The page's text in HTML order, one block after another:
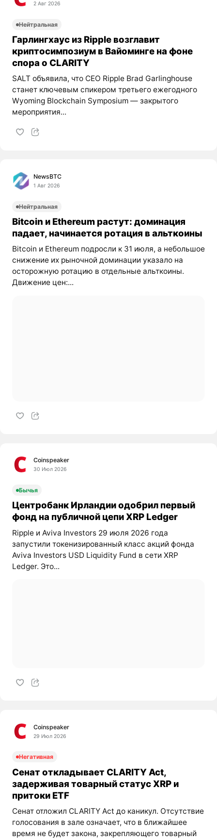
2 Авг 2026
Нейтральная
Гарлингхаус из Ripple возглавит
криптосимпозиум в Вайоминге на фоне
спора о CLARITY
SALT объявила, что CEO Ripple Brad Garlinghouse
станет ключевым спикером третьего ежегодного
Wyoming Blockchain Symposium — закрытого
мероприятия...
NewsBTC
1 Авг 2026
Нейтральная
Bitcoin и Ethereum растут: доминация
падает, начинается ротация в альткоины
Bitcoin и Ethereum подросли к 31 июля, а небольшое
снижение их рыночной доминации указало на
осторожную ротацию в отдельные альткоины.
Движение цен:...
Coinspeaker
30 Июл 2026
Бычья
Центробанк Ирландии одобрил первый
фонд на публичной цепи XRP Ledger
Ripple и Aviva Investors 29 июля 2026 года
запустили токенизированный класс акций фонда
Aviva Investors USD Liquidity Fund в сети XRP
Ledger. Это...
Coinspeaker
29 Июл 2026
Негативная
Сенат откладывает CLARITY Act,
задерживая товарный статус XRP и
притоки ETF
Сенат отложил CLARITY Act до каникул. Отсутствие
голосования в зале означает, что в ближайшее
время не будет закона, закрепляющего товарный